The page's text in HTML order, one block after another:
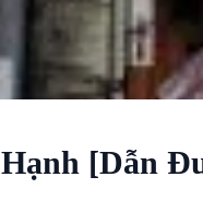
[Dẫn